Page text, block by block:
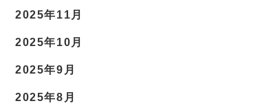
2025年11月
2025年10月
2025年9月
2025年8月